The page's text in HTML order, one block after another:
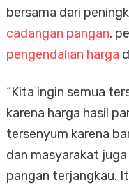
bersama dari
cadangan pangan,
pengendalian harga
“Kita ingin semua
karena harga hasil
tersenyum karena
dan masyarakat
pangan terjangkau.